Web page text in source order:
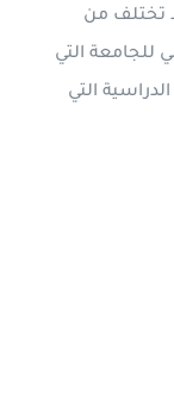
تختلف من
للجامعة التي
التي